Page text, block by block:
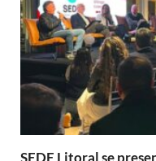
SEDE Litoral se